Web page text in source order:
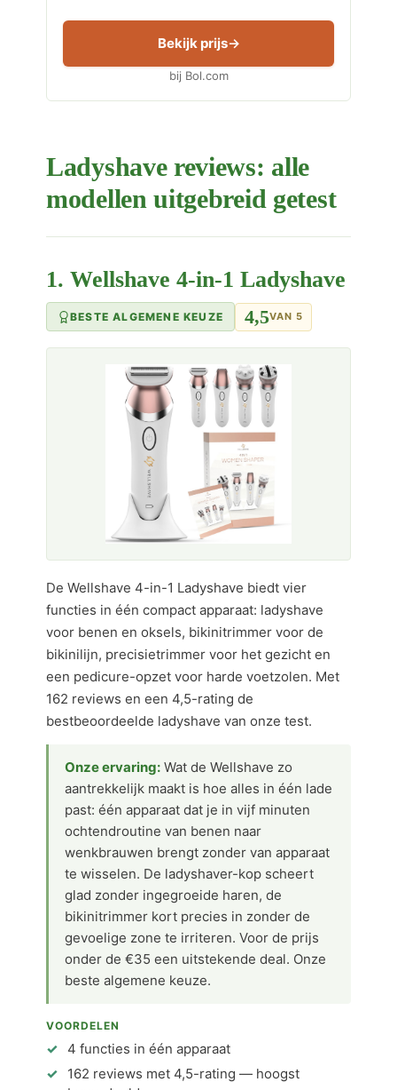
Bekijk prijs
bij Bol.com
Ladyshave reviews: alle
modellen uitgebreid getest
1. Wellshave 4-in-1 Ladyshave
BESTE ALGEMENE KEUZE 4,5VAN 5
De Wellshave 4-in-1 Ladyshave biedt vier
functies in één compact apparaat: ladyshave
voor benen en oksels, bikinitrimmer voor de
bikinilijn, precisietrimmer voor het gezicht en
een pedicure-opzet voor harde voetzolen. Met
162 reviews en een 4,5-rating de
bestbeoordeelde ladyshave van onze test.
Onze ervaring: Wat de Wellshave zo
aantrekkelijk maakt is hoe alles in één lade
past: één apparaat dat je in vijf minuten
ochtendroutine van benen naar
wenkbrauwen brengt zonder van apparaat
te wisselen. De ladyshaver-kop scheert
glad zonder ingegroeide haren, de
bikinitrimmer kort precies in zonder de
gevoelige zone te irriteren. Voor de prijs
onder de €35 een uitstekende deal. Onze
beste algemene keuze.
VOORDELEN
4 functies in één apparaat
162 reviews met 4,5-rating — hoogst